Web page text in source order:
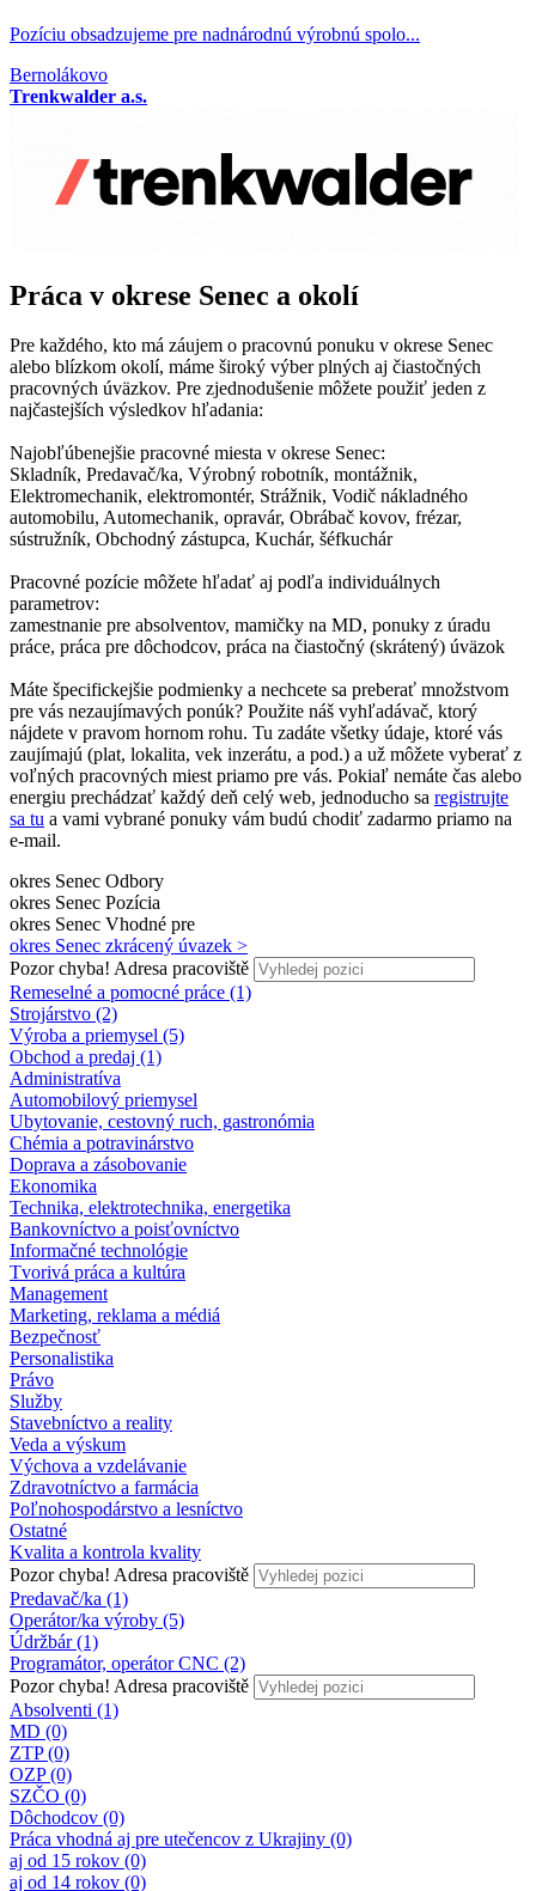
Pozíciu obsadzujeme pre nadnárodnú výrobnú spolo...
Bernolákovo
Trenkwalder a.s.
Práca v okrese Senec a okolí
Pre každého, kto má záujem o pracovnú ponuku v okrese Senec
alebo blízkom okolí, máme široký výber plných aj čiastočných
pracovných úväzkov. Pre zjednodušenie môžete použiť jeden z
najčastejších výsledkov hľadania:
Najobľúbenejšie pracovné miesta v okrese Senec:
Skladník, Predavač/ka, Výrobný robotník, montážnik,
Elektromechanik, elektromontér, Strážnik, Vodič nákladného
automobilu, Automechanik, opravár, Obrábač kovov, frézar,
sústružník, Obchodný zástupca, Kuchár, šéfkuchár
Pracovné pozície môžete hľadať aj podľa individuálnych
parametrov:
zamestnanie pre absolventov, mamičky na MD, ponuky z úradu
práce, práca pre dôchodcov, práca na čiastočný (skrátený) úväzok
Máte špecifickejšie podmienky a nechcete sa preberať množstvom
pre vás nezaujímavých ponúk? Použite náš vyhľadávač, ktorý
nájdete v pravom hornom rohu. Tu zadáte všetky údaje, ktoré vás
zaujímajú (plat, lokalita, vek inzerátu, a pod.) a už môžete vyberať z
voľných pracovných miest priamo pre vás. Pokiaľ nemáte čas alebo
energiu prechádzať každý deň celý web, jednoducho sa registrujte
sa tu a vami vybrané ponuky vám budú chodiť zadarmo priamo na
e-mail.
okres Senec Odbory
okres Senec Pozícia
okres Senec Vhodné pre
okres Senec zkrácený úvazek >
Pozor chyba! Adresa pracoviště
Remeselné a pomocné práce (1)
Strojárstvo (2)
Výroba a priemysel (5)
Obchod a predaj (1)
Administratíva
Automobilový priemysel
Ubytovanie, cestovný ruch, gastronómia
Chémia a potravinárstvo
Doprava a zásobovanie
Ekonomika
Technika, elektrotechnika, energetika
Bankovníctvo a poisťovníctvo
Informačné technológie
Tvorivá práca a kultúra
Management
Marketing, reklama a médiá
Bezpečnosť
Personalistika
Právo
Služby
Stavebníctvo a reality
Veda a výskum
Výchova a vzdelávanie
Zdravotníctvo a farmácia
Poľnohospodárstvo a lesníctvo
Ostatné
Kvalita a kontrola kvality
Pozor chyba! Adresa pracoviště
Predavač/ka (1)
Operátor/ka výroby (5)
Údržbár (1)
Programátor, operátor CNC (2)
Pozor chyba! Adresa pracoviště
Absolventi (1)
MD (0)
ZTP (0)
OZP (0)
SZČO (0)
Dôchodcov (0)
Práca vhodná aj pre utečencov z Ukrajiny (0)
aj od 15 rokov (0)
aj od 14 rokov (0)